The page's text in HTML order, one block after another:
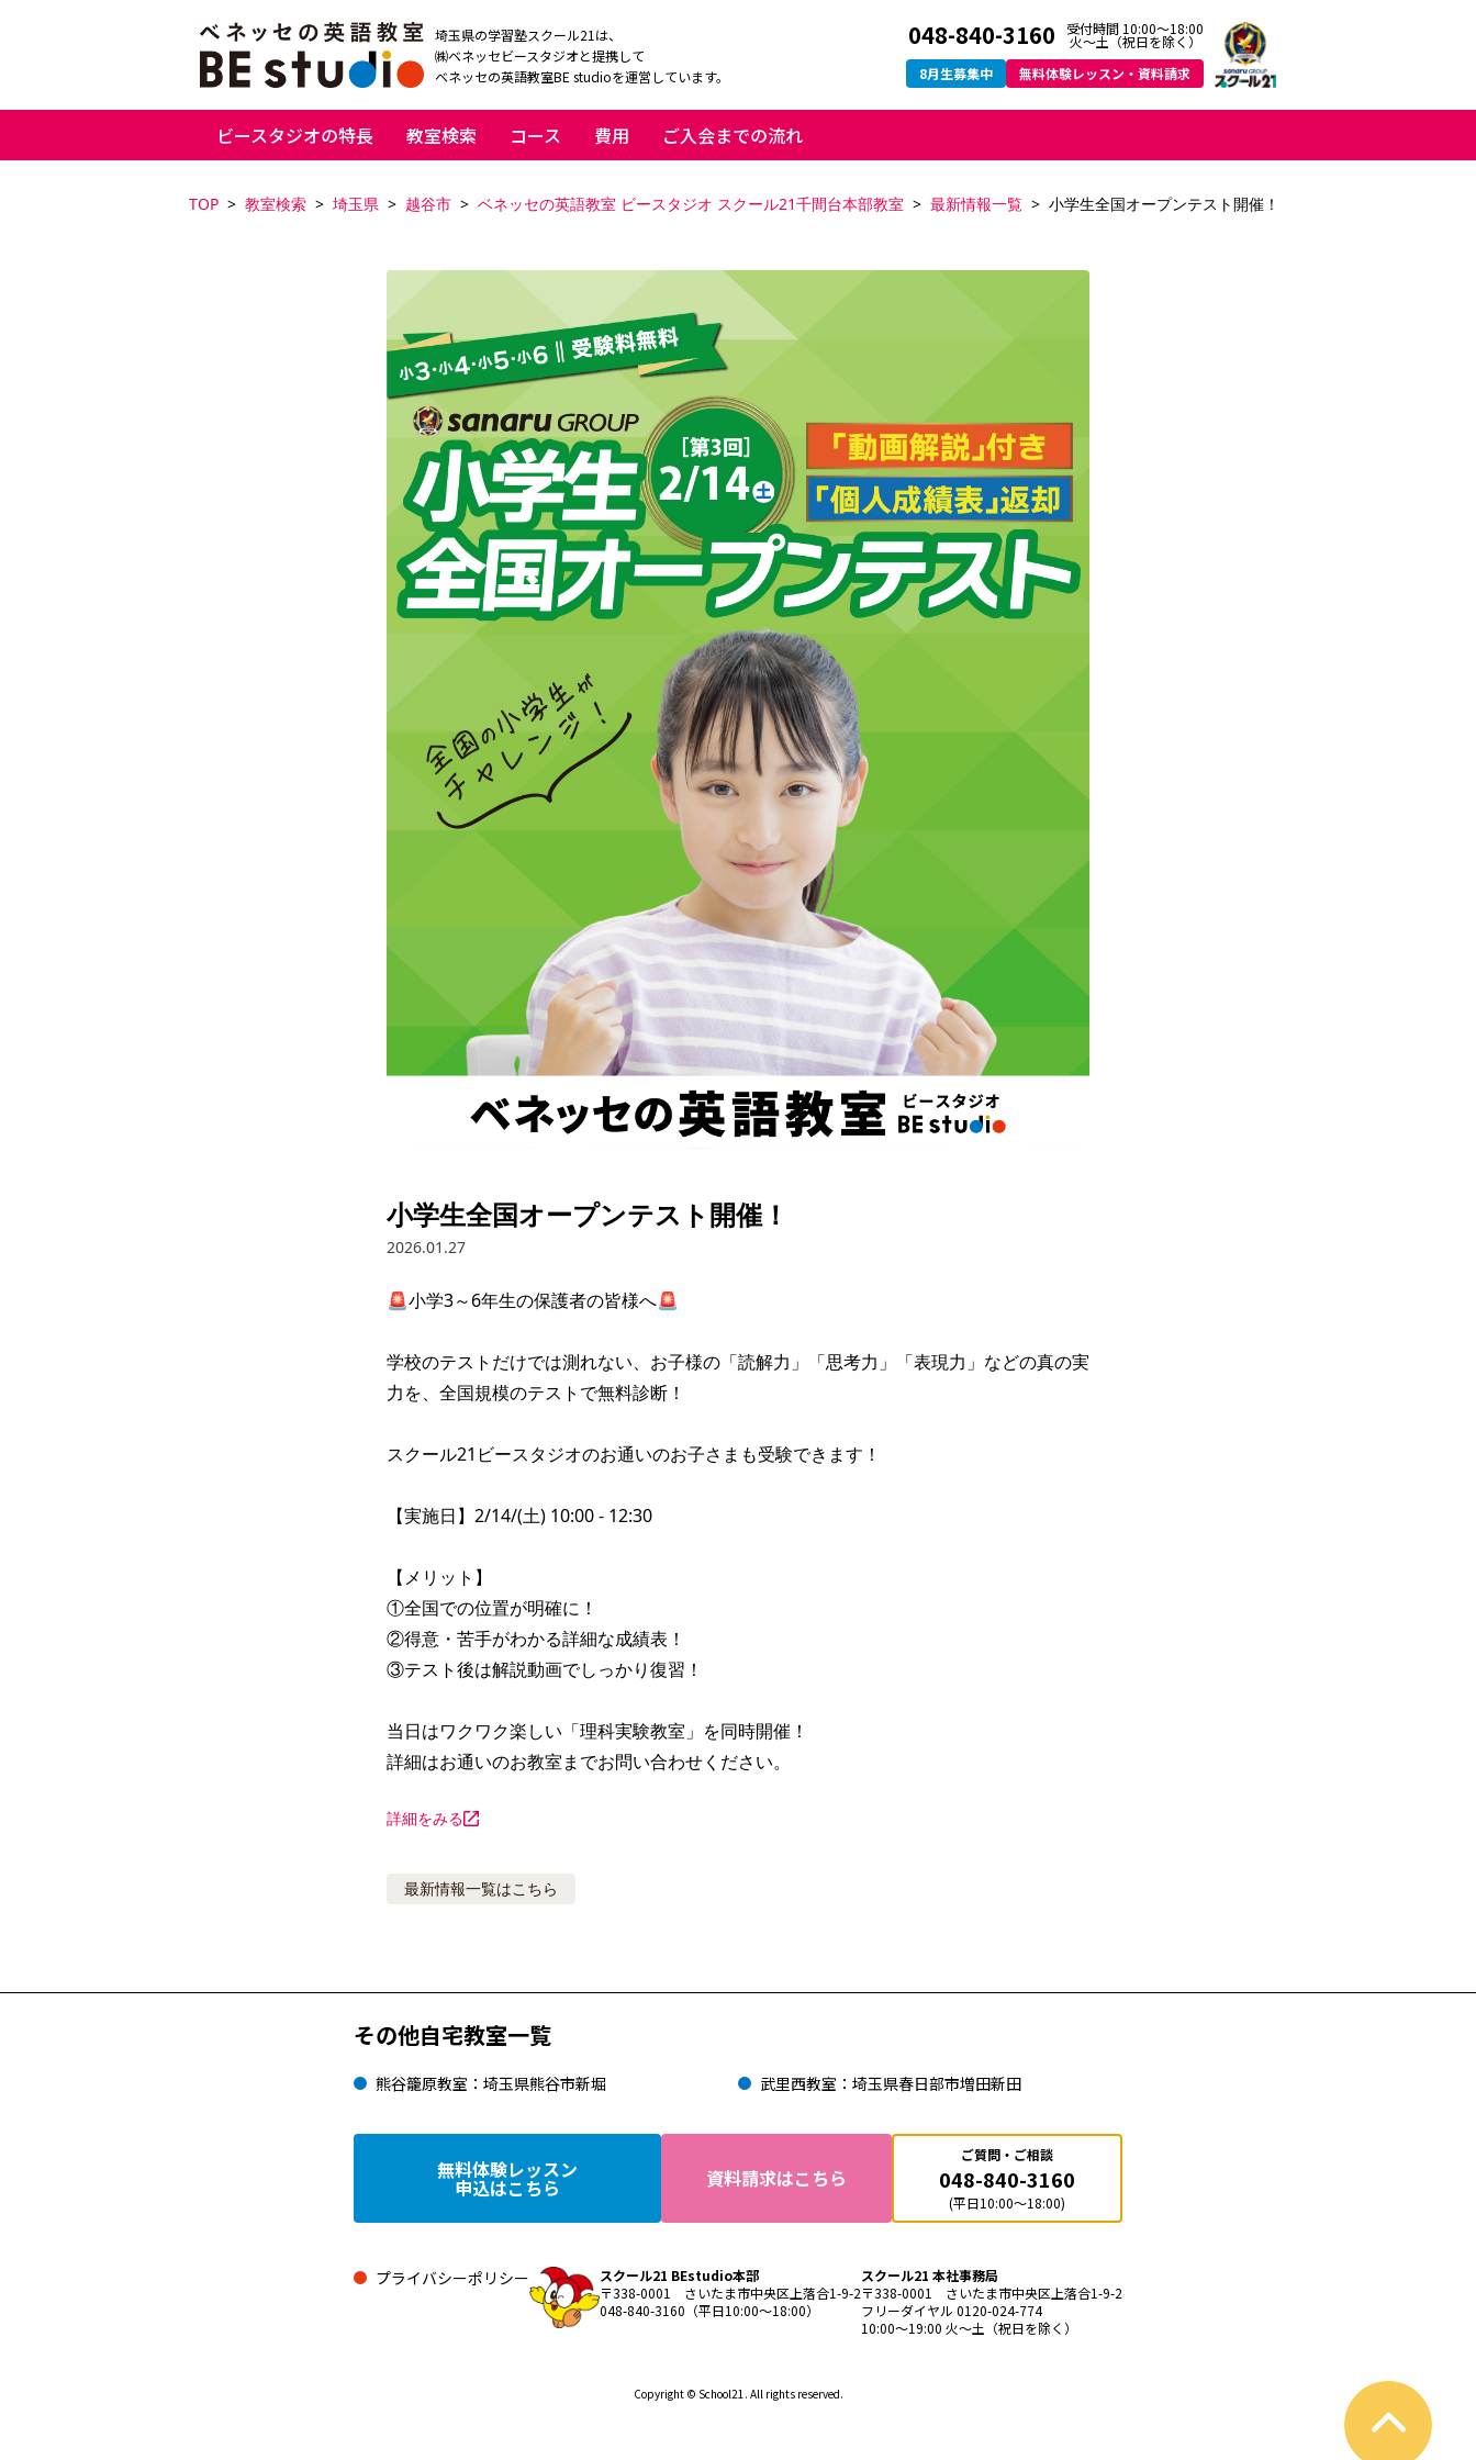
埼玉県の学習塾スクール21は、
㈱ベネッセビースタジオと提携して
ベネッセの英語教室BE studioを運営しています。
048-840-3160 受付時間 10:00～18:00
火〜土（祝日を除く）
8月生募集中 無料体験レッスン・資料請求
ビースタジオの特長 教室検索 コース 費用 ご入会までの流れ
TOP 教室検索 埼玉県 越谷市 ベネッセの英語教室 ビースタジオ スクール21千間台本部教室 最新情報一覧 小学生全国オープンテスト開催！
小学生全国オープンテスト開催！
2026.01.27
🚨小学3～6年生の保護者の皆様へ🚨
学校のテストだけでは測れない、お子様の「読解力」「思考力」「表現力」などの真の実
力を、全国規模のテストで無料診断！
スクール21ビースタジオのお通いのお子さまも受験できます！
【実施日】2/14/(土) 10:00 - 12:30
【メリット】
①全国での位置が明確に！
②得意・苦手がわかる詳細な成績表！
③テスト後は解説動画でしっかり復習！
当日はワクワク楽しい「理科実験教室」を同時開催！
詳細はお通いのお教室までお問い合わせください。
詳細をみる
最新情報一覧はこちら
その他自宅教室一覧
熊谷籠原教室：埼玉県熊谷市新堀 武里西教室：埼玉県春日部市増田新田
無料体験レッスン
申込はこちら 資料請求はこちら
ご質問・ご相談
048-840-3160
(平日10:00～18:00)
プライバシーポリシー
スクール21 BEstudio本部
〒338-0001 さいたま市中央区上落合1-9-2
048-840-3160（平日10:00～18:00）
スクール21 本社事務局
〒338-0001 さいたま市中央区上落合1-9-2
フリーダイヤル 0120-024-774
10:00〜19:00 火〜土（祝日を除く）
Copyright © School21. All rights reserved.